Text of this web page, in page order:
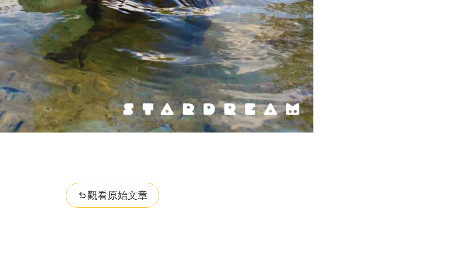
觀看原始文章